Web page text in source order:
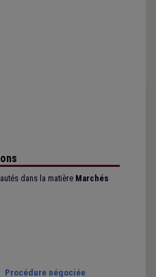
dans la matière Marchés
Procédure négociée